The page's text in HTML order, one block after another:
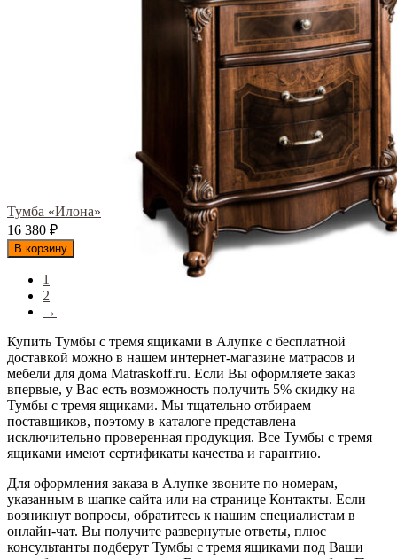
Тумба «Илона»
16 380 ₽
В корзину
1
2
→
Купить Тумбы с тремя ящиками в Алупке с бесплатной
доставкой можно в нашем интернет-магазине матрасов и
мебели для дома Matraskoff.ru. Если Вы оформляете заказ
впервые, у Вас есть возможность получить 5% скидку на
Тумбы с тремя ящиками. Мы тщательно отбираем
поставщиков, поэтому в каталоге представлена
исключительно проверенная продукция. Все Тумбы с тремя
ящиками имеют сертификаты качества и гарантию.
Для оформления заказа в Алупке звоните по номерам,
указанным в шапке сайта или на странице Контакты. Если
возникнут вопросы, обратитесь к нашим специалистам в
онлайн-чат. Вы получите развернутые ответы, плюс
консультанты подберут Тумбы с тремя ящиками под Ваши